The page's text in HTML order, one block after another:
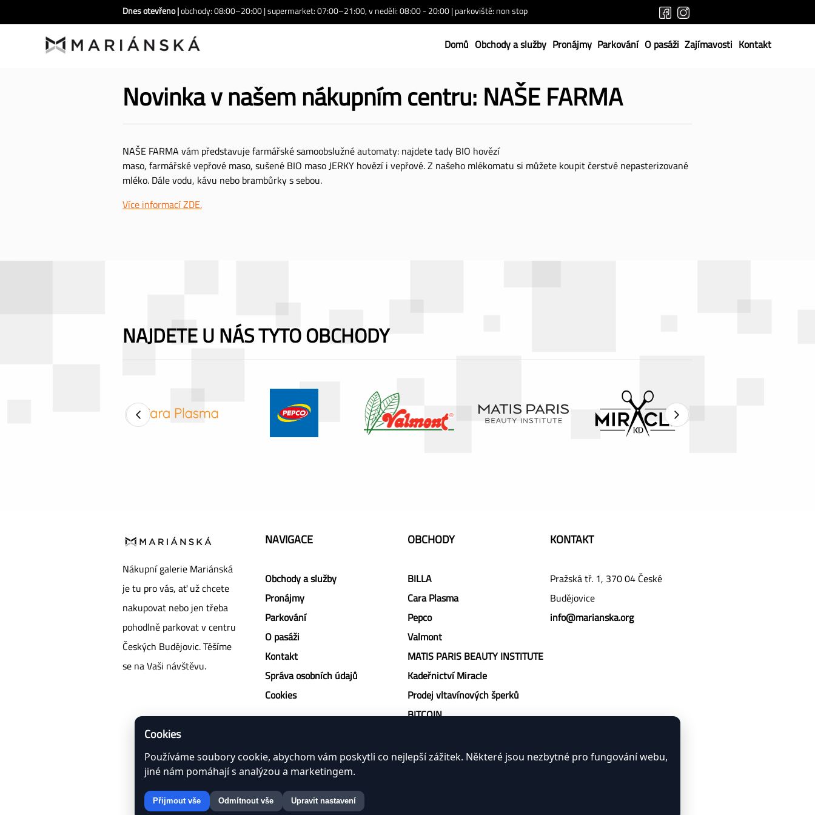
Dnes otevřeno |obchody: 08:00–20:00 | supermarket: 07:00–21:00, v neděli: 08:00 - 20:00 | parkoviště: non stop
Hlavní navigace Domů Obchody a služby Pronájmy Parkování O pasáži Zajímavosti Kontakt
Novinka v našem nákupním centru: NAŠE FARMA
NAŠE FARMA vám představuje farmářské samoobslužné automaty: najdete tady BIO hovězí
maso, farmářské vepřové maso, sušené BIO maso JERKY hovězí i vepřové. Z našeho mlékomatu si můžete koupit čerstvé nepasterizované
mléko. Dále vodu, kávu nebo brambůrky s sebou.
Více informací ZDE.
NAJDETE U NÁS TYTO OBCHODY
‹ ›
Nákupní galerie Mariánská
je tu pro vás, ať už chcete
nakupovat nebo jen třeba
pohodlně parkovat v centru
Českých Budějovic. Těšíme
se na Vaši návštěvu.
NAVIGACE
Obchody a služby
Pronájmy
Parkování
O pasáži
Kontakt
Správa osobních údajů
Cookies
OBCHODY
BILLA
Cara Plasma
Pepco
Valmont
MATIS PARIS BEAUTY INSTITUTE
Kadeřnictví Miracle
Prodej vltavínových šperků
BITCOIN
Kytky od Pepy
KONTAKT
Pražská tř. 1, 370 04 České
Budějovice
info@marianska.org
Cookies
Používáme soubory cookie, abychom vám poskytli co nejlepší zážitek. Některé jsou nezbytné pro fungování webu,
jiné nám pomáhají s analýzou a marketingem.
Přijmout vše Odmítnout vše Upravit nastavení